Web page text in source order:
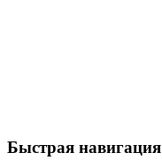
Быстрая навигация